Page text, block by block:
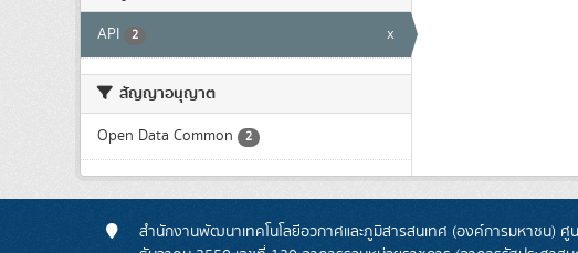
API 2 x
สัญญาอนุญาต
Open Data Common 2
สำนักงานพัฒนาเทคโนโลยีอวกาศและภูมิสารสนเทศ (องค์การมหาชน) ศู